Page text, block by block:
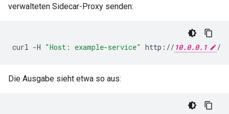
verwalteten Sidecar-Proxy senden:
curl -H "Host: example-service" http:// 10.0.0.1
Die Ausgabe sieht etwa so aus: